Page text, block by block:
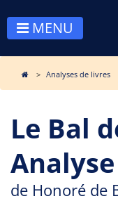
MENU
Analyses de livres
Le Bal
de Honoré de